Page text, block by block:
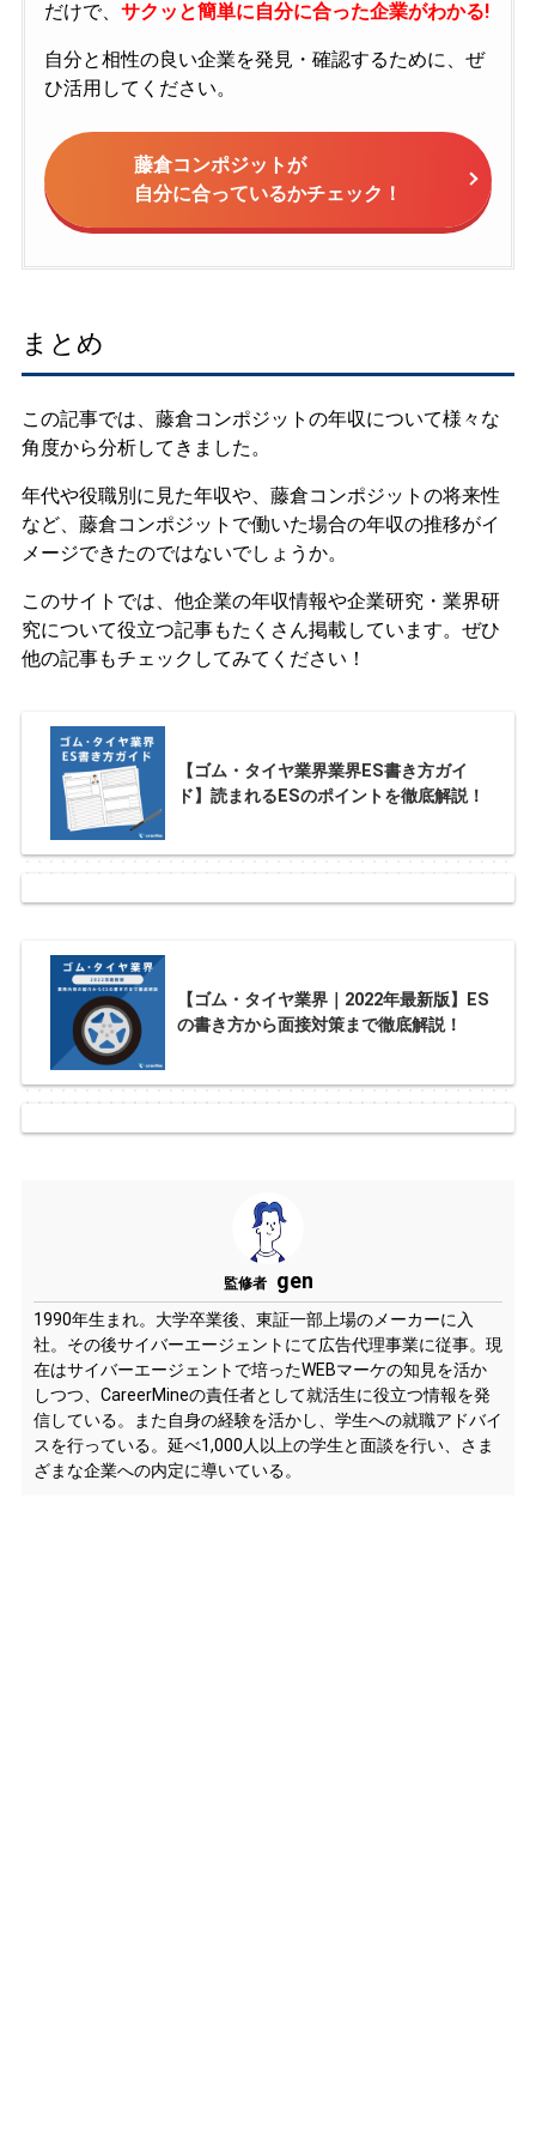
だけで、 サクッと簡単に自分に合った企業がわかる!
自分と相性の良い企業を発見・確認するために、ぜ
ひ活用してください。
藤倉コンポジットが
自分に合っているかチェック！
まとめ
この記事では、藤倉コンポジットの年収について様々な
角度から分析してきました。
年代や役職別に見た年収や、藤倉コンポジットの将来性
など、藤倉コンポジットで働いた場合の年収の推移がイ
メージできたのではないでしょうか。
このサイトでは、他企業の年収情報や企業研究・業界研
究について役立つ記事もたくさん掲載しています。ぜひ
他の記事もチェックしてみてください！
【ゴム・タイヤ業界業界ES書き方ガイ
ド】読まれるESのポイントを徹底解説！
【ゴム・タイヤ業界｜2022年最新版】ES
の書き方から面接対策まで徹底解説！
監修者 gen
1990年生まれ。大学卒業後、東証一部上場のメーカーに入
社。その後サイバーエージェントにて広告代理事業に従事。現
在はサイバーエージェントで培ったWEBマーケの知見を活か
しつつ、CareerMineの責任者として就活生に役立つ情報を発
信している。また自身の経験を活かし、学生への就職アドバイ
スを行っている。延べ1,000人以上の学生と面談を行い、さま
ざまな企業への内定に導いている。